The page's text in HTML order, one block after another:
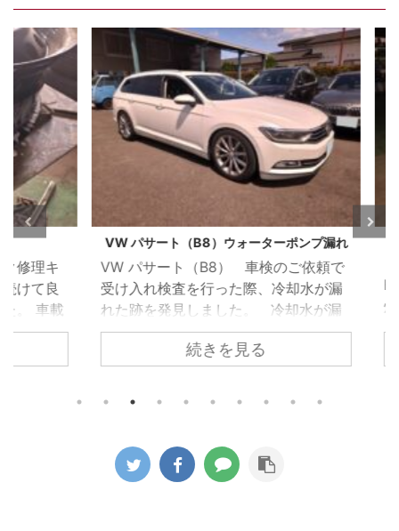
理キ
て良
車載
応急
VW パサート（B8）ウォーターポンプ漏れ
VW パサート（B8） 車検のご依頼で
受け入れ検査を行った際、冷却水が漏
れた跡を発見しました。 冷却水が漏
れては乾いてを繰り返したような状態
でしたのでずいぶん前から漏れは始ま
を取り外すとかなりひどい状態でし
を駆動するのですが漏れた冷却水が付
着したのかゴムの破片が大量に飛び散
続きを見る
BMW
灯が
いた
が無